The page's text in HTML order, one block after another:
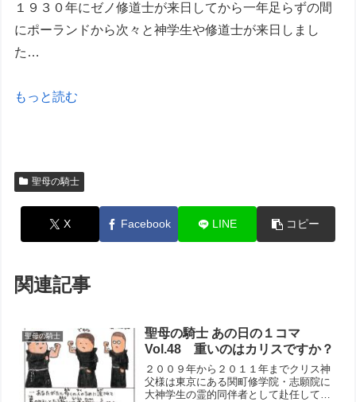
１９３０年にゼノ修道士が来日してから一年足らずの間
にポーランドから次々と神学生や修道士が来日しまし
た…
もっと読む
聖母の騎士
X Facebook LINE コピー
関連記事
聖母の騎士
聖母の騎士 あの日の１コマ
Vol.48 重いのはカリスですか？
２００９年から２０１１年までクリス神
父様は東京にある関町修学院・志願院に
大神学生の霊的同伴者として赴任してき